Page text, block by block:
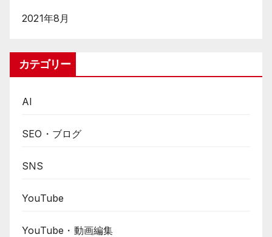
2021年8月
カテゴリー
AI
SEO・ブログ
SNS
YouTube
YouTube・動画編集